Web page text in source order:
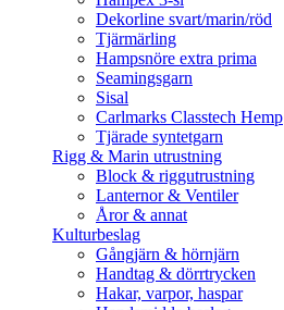
Dekorline svart/marin/röd
Tjärmärling
Hampsnöre extra prima
Seamingsgarn
Sisal
Carlmarks Classtech Hemp
Tjärade syntetgarn
Rigg & Marin utrustning
Block & riggutrustning
Lanternor & Ventiler
Åror & annat
Kulturbeslag
Gångjärn & hörnjärn
Handtag & dörrtrycken
Hakar, varpor, haspar